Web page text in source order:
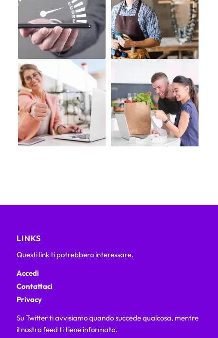
LINKS
Questi link ti potrebbero interessare.
Accedi
Contattaci
Privacy
Su Twitter ti avvisiamo quando succede qualcosa, mentre
il nostro feed ti tiene informato.